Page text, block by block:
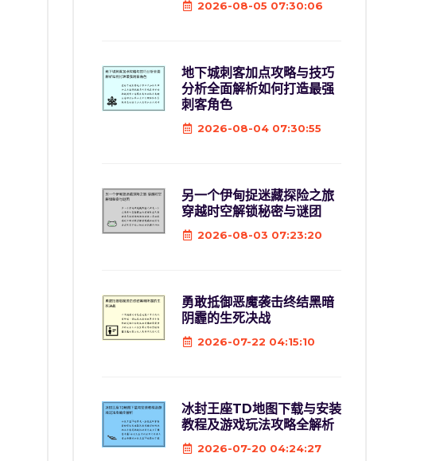
2026-08-05 07:30:06
地下城刺客加点攻略与技巧
分析全面解析如何打造最强
刺客角色
2026-08-04 07:30:55
另一个伊甸捉迷藏探险之旅
穿越时空解锁秘密与谜团
2026-08-03 07:23:20
勇敢抵御恶魔袭击终结黑暗
阴霾的生死决战
2026-07-22 04:15:10
冰封王座TD地图下载与安装
教程及游戏玩法攻略全解析
2026-07-20 04:24:27